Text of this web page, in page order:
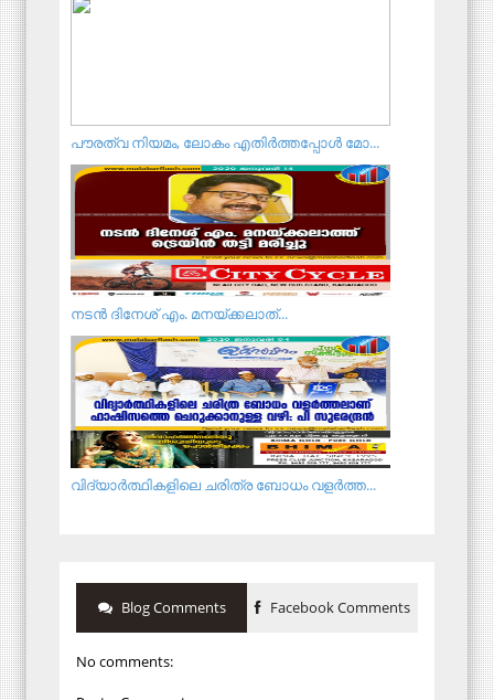
പൗരത്വ നിയമം,​ ലോകം എതിർത്തപ്പോൾ മോ...
ന​ട​ൻ ദി​നേ​ശ് എം. ​മ​ന​യ്ക്ക​ലാ​ത്...
വിദ്യാർത്ഥികളിലെ ചരിത്ര ബോധം വളർത്ത...
Blog Comments Facebook Comments
No comments: